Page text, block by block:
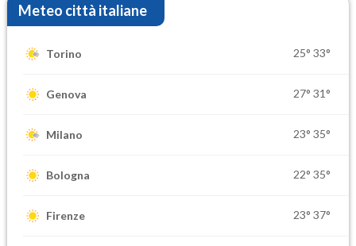
Meteo città italiane
Torino 25° 33°
Genova 27° 31°
Milano 23° 35°
Bologna 22° 35°
Firenze 23° 37°